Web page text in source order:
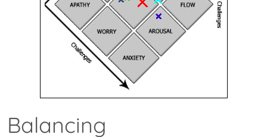
Balancing